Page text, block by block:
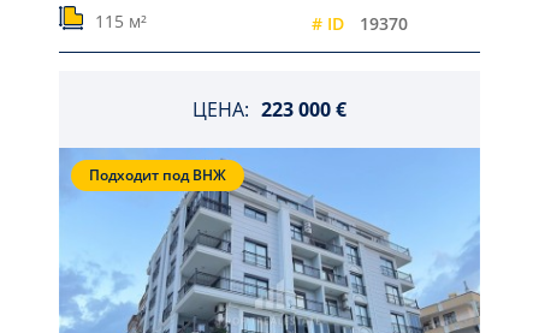
115 м²
# ID 19370
ЦЕНА: 223 000 €
Подходит под ВНЖ